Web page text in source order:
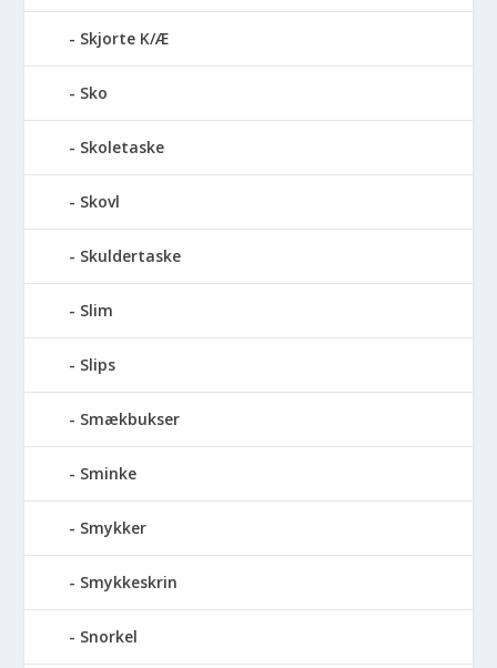
Skjorte K/Æ
Sko
Skoletaske
Skovl
Skuldertaske
Slim
Slips
Smækbukser
Sminke
Smykker
Smykkeskrin
Snorkel